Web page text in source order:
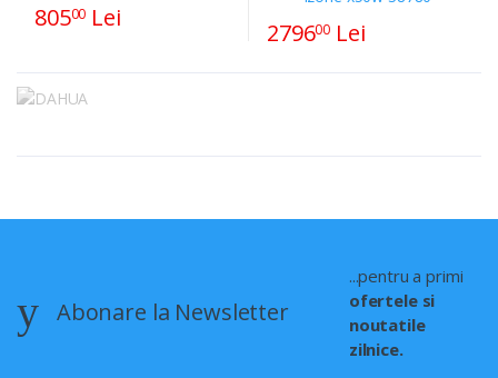
80500 Lei
279600 Lei
Abonare la Newsletter
...pentru a primi
ofertele si
noutatile
zilnice.